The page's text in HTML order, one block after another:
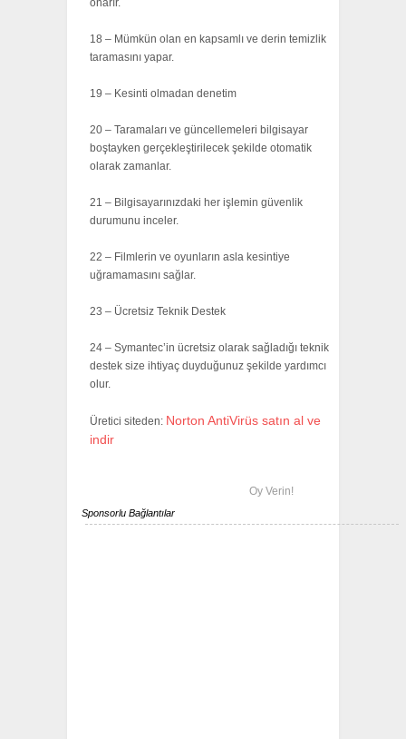
onarır.
18 – Mümkün olan en kapsamlı ve derin temizlik
taramasını yapar.
19 – Kesinti olmadan denetim
20 – Taramaları ve güncellemeleri bilgisayar
boştayken gerçekleştirilecek şekilde otomatik
olarak zamanlar.
21 – Bilgisayarınızdaki her işlemin güvenlik
durumunu inceler.
22 – Filmlerin ve oyunların asla kesintiye
uğramamasını sağlar.
23 – Ücretsiz Teknik Destek
24 – Symantec’in ücretsiz olarak sağladığı teknik
destek size ihtiyaç duyduğunuz şekilde yardımcı
olur.
Üretici siteden: Norton AntiVirüs satın al ve
indir
Oy Verin!
Sponsorlu Bağlantılar